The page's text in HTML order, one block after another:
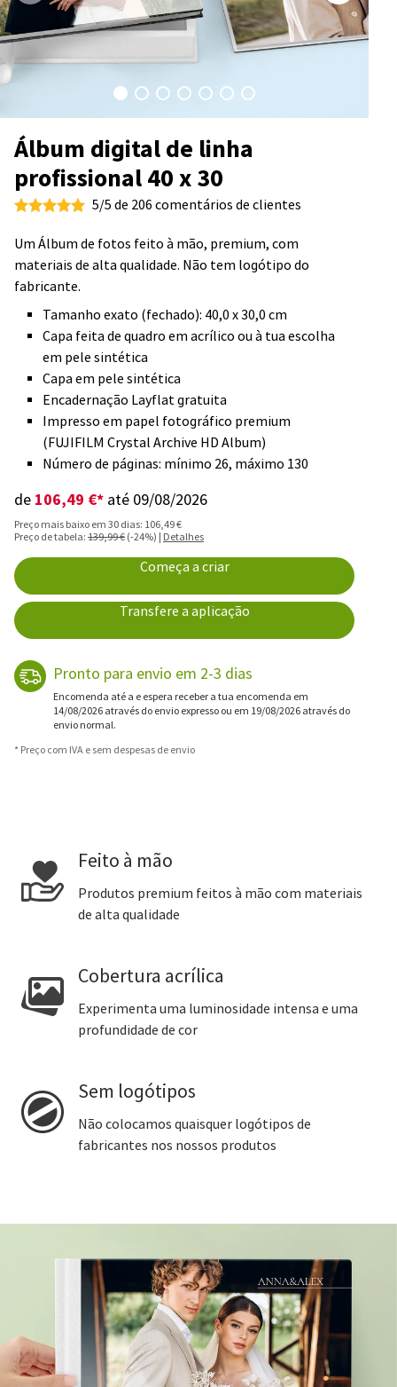
Álbum digital de linha
profissional 40 x 30
5/5 de 206 comentários de clientes
Um Álbum de fotos feito à mão, premium, com
materiais de alta qualidade. Não tem logótipo do
fabricante.
Tamanho exato (fechado): 40,0 x 30,0 cm
Capa feita de quadro em acrílico ou à tua escolha
em pele sintética
Capa em pele sintética
Encadernação Layflat gratuita
Impresso em papel fotográfico premium
(FUJIFILM Crystal Archive HD Album)
Número de páginas: mínimo 26, máximo 130
de 106,49 €* até 09/08/2026
Preço mais baixo em 30 dias: 106,49 €
Preço de tabela:139,99 €(-24%) | Detalhes
Começa a criar
Transfere a aplicação
Pronto para envio em 2-3 dias
Encomenda até a e espera receber a tua encomenda em
14/08/2026 através do envio expresso ou em 19/08/2026 através do
envio normal.
* Preço com IVA e sem despesas de envio
Feito à mão
Produtos premium feitos à mão com materiais
de alta qualidade
Cobertura acrílica
Experimenta uma luminosidade intensa e uma
profundidade de cor
Sem logótipos
Não colocamos quaisquer logótipos de
fabricantes nos nossos produtos